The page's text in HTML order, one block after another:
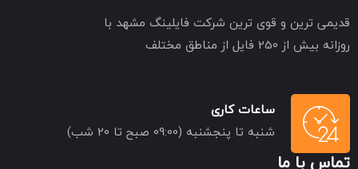
قدیمی ترین و قوی ترین شرکت فایلینگ مشهد با
روزانه بیش از 250 فایل از مناطق مختلف
ساعات کاری
شنبه تا پنجشنبه (09:00 صبح تا 20 شب)
تماس با ما